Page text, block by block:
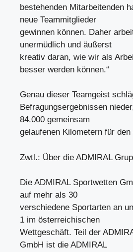
bestehenden Mitarbeitenden
neue Teammitglieder
gewinnen können. Daher
unermüdlich und äußerst
kreativ daran, wie wir als
besser werden können.“
Genau dieser Teamgeist
Befragungsergebnissen
84.000 gemeinsam
gelaufenen Kilometern für
Zwtl.: Über die ADMIRAL
Die ADMIRAL Sportwetten
auf mehr als 30
verschiedene Sportarten an
1 im österreichischen
Wettgeschäft. Teil der
GmbH ist die ADMIRAL